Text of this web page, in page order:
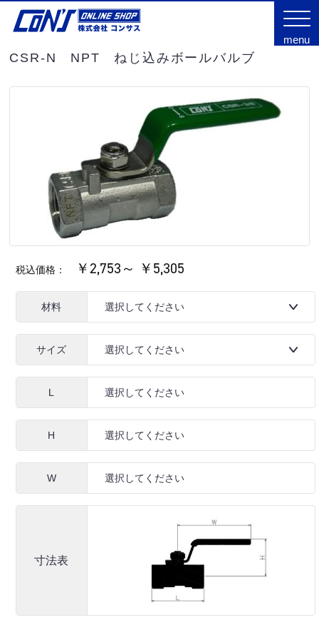
menu
CSR-N NPT ねじ込みボールバルブ
税込価格： ￥2,753～ ￥5,305
材料
サイズ
L
H
W
寸法表